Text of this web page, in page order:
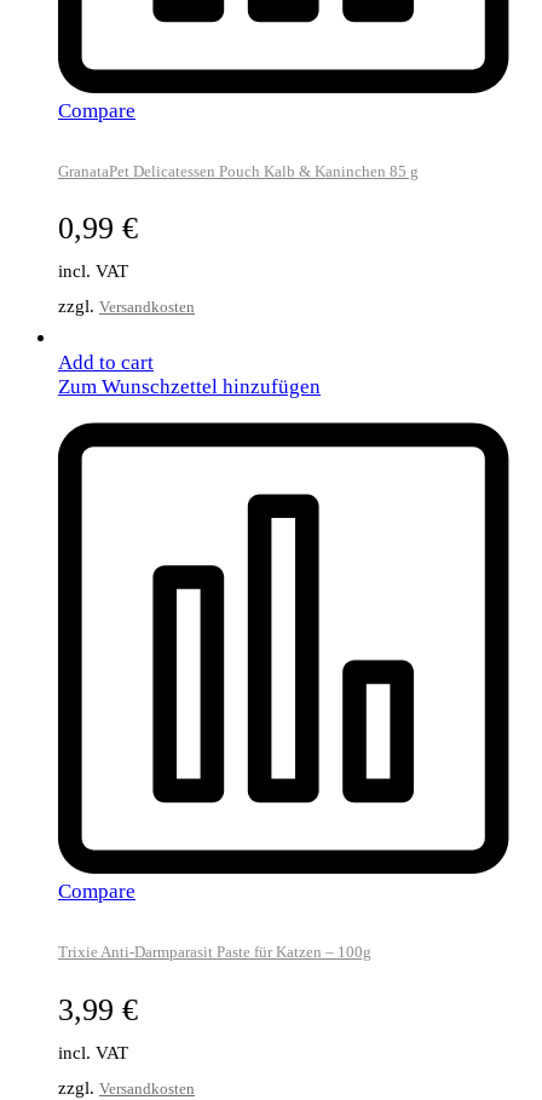
Compare
GranataPet Delicatessen Pouch Kalb & Kaninchen 85 g
0,99 €
incl. VAT
zzgl. Versandkosten
Add to cart
Zum Wunschzettel hinzufügen
Compare
Trixie Anti-Darmparasit Paste für Katzen – 100g
3,99 €
incl. VAT
zzgl. Versandkosten